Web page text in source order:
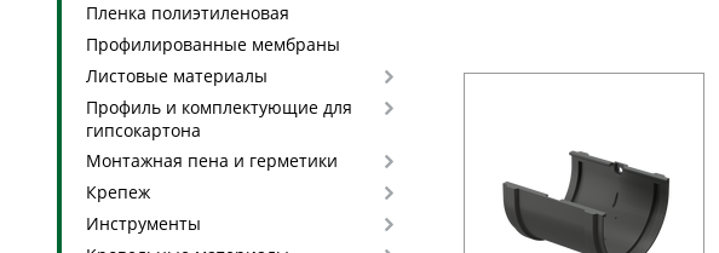
Пленка полиэтиленовая
Профилированные мембраны
Листовые материалы
Профиль и комплектующие для
гипсокартона
Монтажная пена и герметики
Крепеж
Инструменты